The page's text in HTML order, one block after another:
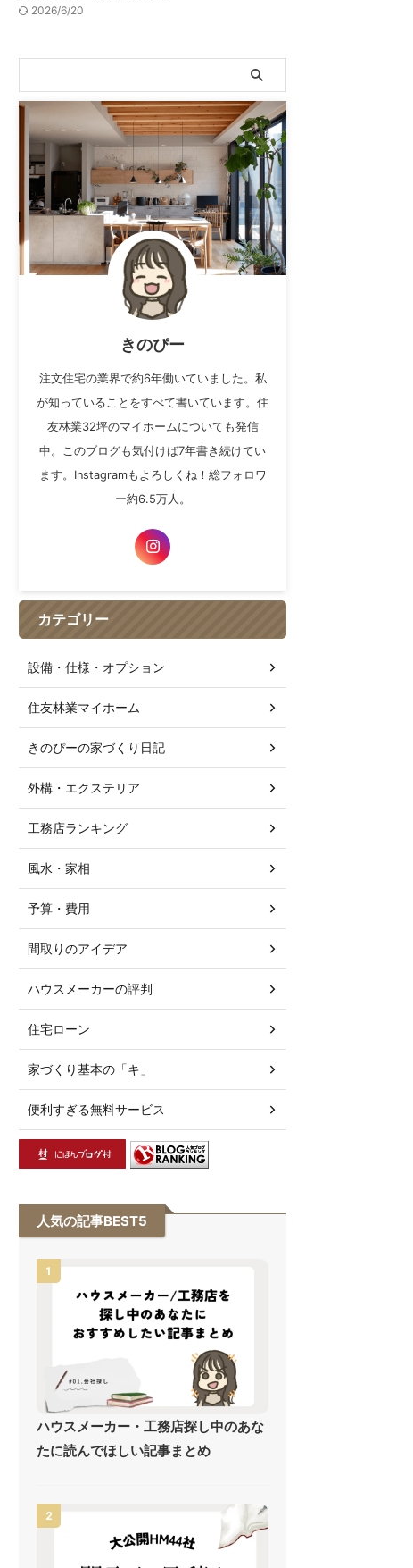
2026/6/20
きのぴー
注文住宅の業界で約6年働いていました。私
が知っていることをすべて書いています。住
友林業32坪のマイホームについても発信
中。このブログも気付けば7年書き続けてい
ます。Instagramもよろしくね！総フォロワ
ー約6.5万人。
カテゴリー
設備・仕様・オプション
住友林業マイホーム
きのぴーの家づくり日記
外構・エクステリア
工務店ランキング
風水・家相
予算・費用
間取りのアイデア
ハウスメーカーの評判
住宅ローン
家づくり基本の「キ」
便利すぎる無料サービス
人気の記事BEST5
1
ハウスメーカー・工務店探し中のあな
たに読んでほしい記事まとめ
2